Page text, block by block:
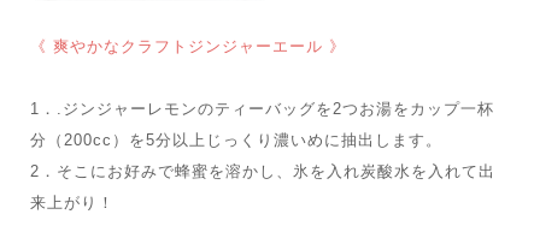
《 爽やかなクラフトジンジャーエール 》
1．.ジンジャーレモンのティーバッグを2つお湯をカップ一杯
分（200cc）を5分以上じっくり濃いめに抽出します。
2．そこにお好みで蜂蜜を溶かし、氷を入れ炭酸水を入れて出
来上がり！